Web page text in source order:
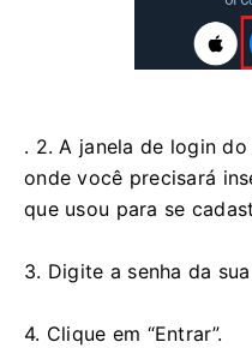
. 2. A janela de login
onde você precisará
que usou para se
3. Digite a senha da
4. Clique em “Entrar”.